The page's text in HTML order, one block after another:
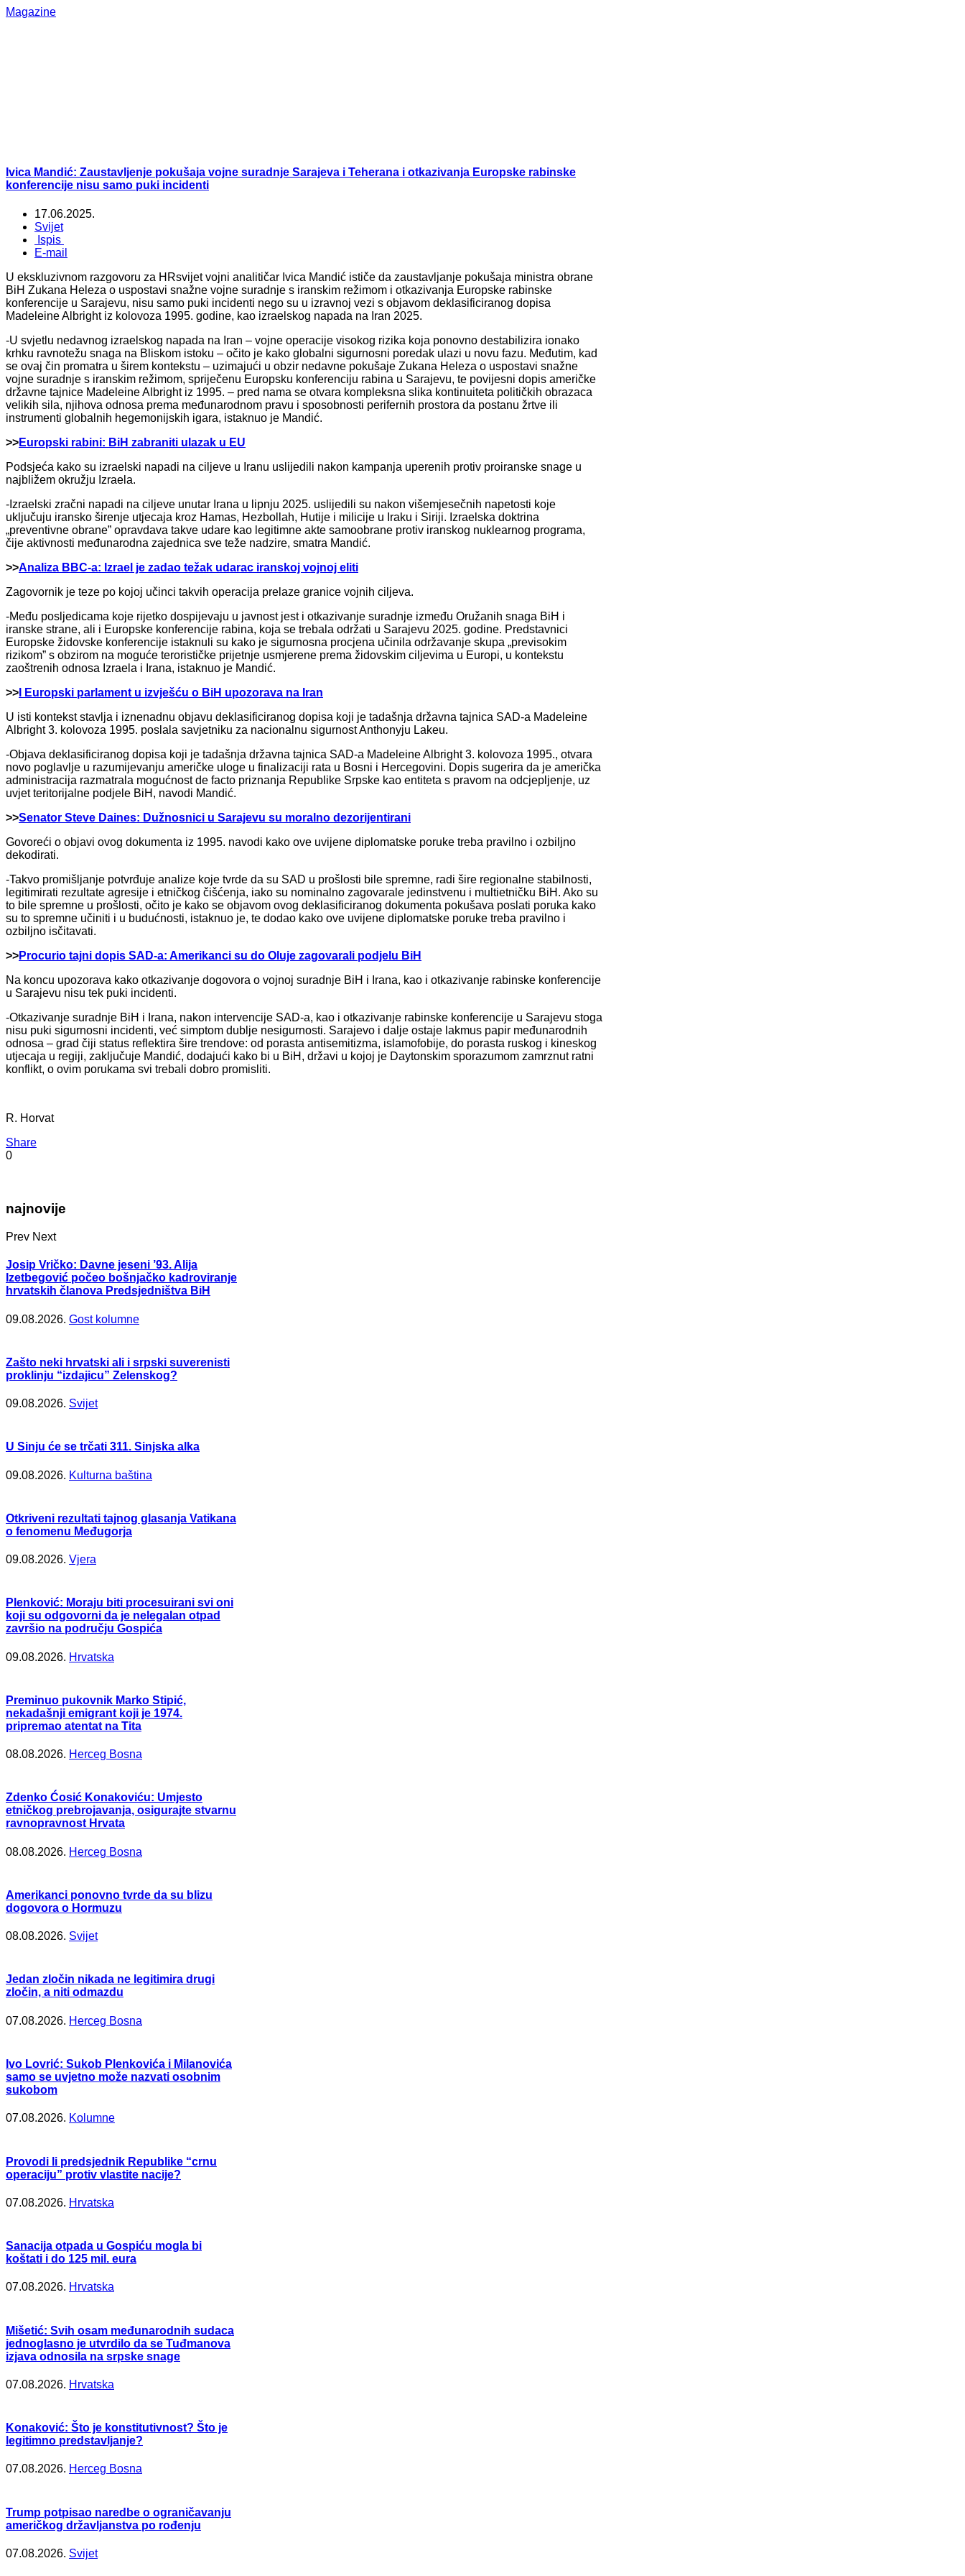
Magazine
Ivica Mandić: Zaustavljenje pokušaja vojne suradnje Sarajeva i Teherana i otkazivanja Europske rabinske
konferencije nisu samo puki incidenti
17.06.2025.
Svijet
Ispis
E-mail
U ekskluzivnom razgovoru za HRsvijet vojni analitičar Ivica Mandić ističe da zaustavljanje pokušaja ministra obrane
BiH Zukana Heleza o uspostavi snažne vojne suradnje s iranskim režimom i otkazivanja Europske rabinske
konferencije u Sarajevu, nisu samo puki incidenti nego su u izravnoj vezi s objavom deklasificiranog dopisa
Madeleine Albright iz kolovoza 1995. godine, kao izraelskog napada na Iran 2025.
-U svjetlu nedavnog izraelskog napada na Iran – vojne operacije visokog rizika koja ponovno destabilizira ionako
krhku ravnotežu snaga na Bliskom istoku – očito je kako globalni sigurnosni poredak ulazi u novu fazu. Međutim, kad
se ovaj čin promatra u širem kontekstu – uzimajući u obzir nedavne pokušaje Zukana Heleza o uspostavi snažne
vojne suradnje s iranskim režimom, spriječenu Europsku konferenciju rabina u Sarajevu, te povijesni dopis američke
državne tajnice Madeleine Albright iz 1995. – pred nama se otvara kompleksna slika kontinuiteta političkih obrazaca
velikih sila, njihova odnosa prema međunarodnom pravu i sposobnosti perifernih prostora da postanu žrtve ili
instrumenti globalnih hegemonijskih igara, istaknuo je Mandić.
>>Europski rabini: BiH zabraniti ulazak u EU
Podsjeća kako su izraelski napadi na ciljeve u Iranu uslijedili nakon kampanja uperenih protiv proiranske snage u
najbližem okružju Izraela.
-Izraelski zračni napadi na ciljeve unutar Irana u lipnju 2025. uslijedili su nakon višemjesečnih napetosti koje
uključuju iransko širenje utjecaja kroz Hamas, Hezbollah, Hutije i milicije u Iraku i Siriji. Izraelska doktrina
„preventivne obrane” opravdava takve udare kao legitimne akte samoobrane protiv iranskog nuklearnog programa,
čije aktivnosti međunarodna zajednica sve teže nadzire, smatra Mandić.
>>Analiza BBC-a: Izrael je zadao težak udarac iranskoj vojnoj eliti
Zagovornik je teze po kojoj učinci takvih operacija prelaze granice vojnih ciljeva.
-Među posljedicama koje rijetko dospijevaju u javnost jest i otkazivanje suradnje između Oružanih snaga BiH i
iranske strane, ali i Europske konferencije rabina, koja se trebala održati u Sarajevu 2025. godine. Predstavnici
Europske židovske konferencije istaknuli su kako je sigurnosna procjena učinila održavanje skupa „previsokim
rizikom” s obzirom na moguće terorističke prijetnje usmjerene prema židovskim ciljevima u Europi, u kontekstu
zaoštrenih odnosa Izraela i Irana, istaknuo je Mandić.
>> I Europski parlament u izvješću o BiH upozorava na Iran
U isti kontekst stavlja i iznenadnu objavu deklasificiranog dopisa koji je tadašnja državna tajnica SAD-a Madeleine
Albright 3. kolovoza 1995. poslala savjetniku za nacionalnu sigurnost Anthonyju Lakeu.
-Objava deklasificiranog dopisa koji je tadašnja državna tajnica SAD-a Madeleine Albright 3. kolovoza 1995., otvara
novo poglavlje u razumijevanju američke uloge u finalizaciji rata u Bosni i Hercegovini. Dopis sugerira da je američka
administracija razmatrala mogućnost de facto priznanja Republike Srpske kao entiteta s pravom na odcjepljenje, uz
uvjet teritorijalne podjele BiH, navodi Mandić.
>>Senator Steve Daines: Dužnosnici u Sarajevu su moralno dezorijentirani
Govoreći o objavi ovog dokumenta iz 1995. navodi kako ove uvijene diplomatske poruke treba pravilno i ozbiljno
dekodirati.
-Takvo promišljanje potvrđuje analize koje tvrde da su SAD u prošlosti bile spremne, radi šire regionalne stabilnosti,
legitimirati rezultate agresije i etničkog čišćenja, iako su nominalno zagovarale jedinstvenu i multietničku BiH. Ako su
to bile spremne u prošlosti, očito je kako se objavom ovog deklasificiranog dokumenta pokušava poslati poruka kako
su to spremne učiniti i u budućnosti, istaknuo je, te dodao kako ove uvijene diplomatske poruke treba pravilno i
ozbiljno isčitavati.
>>Procurio tajni dopis SAD-a: Amerikanci su do Oluje zagovarali podjelu BiH
Na koncu upozorava kako otkazivanje dogovora o vojnoj suradnje BiH i Irana, kao i otkazivanje rabinske konferencije
u Sarajevu nisu tek puki incidenti.
-Otkazivanje suradnje BiH i Irana, nakon intervencije SAD-a, kao i otkazivanje rabinske konferencije u Sarajevu stoga
nisu puki sigurnosni incidenti, već simptom dublje nesigurnosti. Sarajevo i dalje ostaje lakmus papir međunarodnih
odnosa – grad čiji status reflektira šire trendove: od porasta antisemitizma, islamofobije, do porasta ruskog i kineskog
utjecaja u regiji, zaključuje Mandić, dodajući kako bi u BiH, državi u kojoj je Daytonskim sporazumom zamrznut ratni
konflikt, o ovim porukama svi trebali dobro promisliti.
R. Horvat
Share
0
najnovije
Prev Next
Josip Vričko: Davne jeseni ’93. Alija
Izetbegović počeo bošnjačko kadroviranje
hrvatskih članova Predsjedništva BiH
09.08.2026. Gost kolumne
Zašto neki hrvatski ali i srpski suverenisti
proklinju “izdajicu” Zelenskog?
09.08.2026. Svijet
U Sinju će se trčati 311. Sinjska alka
09.08.2026. Kulturna baština
Otkriveni rezultati tajnog glasanja Vatikana
o fenomenu Međugorja
09.08.2026. Vjera
Plenković: Moraju biti procesuirani svi oni
koji su odgovorni da je nelegalan otpad
završio na području Gospića
09.08.2026. Hrvatska
Preminuo pukovnik Marko Stipić,
nekadašnji emigrant koji je 1974.
pripremao atentat na Tita
08.08.2026. Herceg Bosna
Zdenko Ćosić Konakoviću: Umjesto
etničkog prebrojavanja, osigurajte stvarnu
ravnopravnost Hrvata
08.08.2026. Herceg Bosna
Amerikanci ponovno tvrde da su blizu
dogovora o Hormuzu
08.08.2026. Svijet
Jedan zločin nikada ne legitimira drugi
zločin, a niti odmazdu
07.08.2026. Herceg Bosna
Ivo Lovrić: Sukob Plenkovića i Milanovića
samo se uvjetno može nazvati osobnim
sukobom
07.08.2026. Kolumne
Provodi li predsjednik Republike “crnu
operaciju” protiv vlastite nacije?
07.08.2026. Hrvatska
Sanacija otpada u Gospiću mogla bi
koštati i do 125 mil. eura
07.08.2026. Hrvatska
Mišetić: Svih osam međunarodnih sudaca
jednoglasno je utvrdilo da se Tuđmanova
izjava odnosila na srpske snage
07.08.2026. Hrvatska
Konaković: Što je konstitutivnost? Što je
legitimno predstavljanje?
07.08.2026. Herceg Bosna
Trump potpisao naredbe o ograničavanju
američkog državljanstva po rođenju
07.08.2026. Svijet